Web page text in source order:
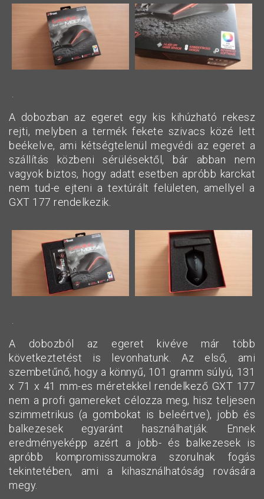
A dobozban az egeret egy kis kihúzható rekesz
rejti, melyben a termék fekete szivacs közé lett
beékelve, ami kétségtelenül megvédi az egeret a
szállítás közbeni sérülésektől, bár abban nem
vagyok biztos, hogy adatt esetben apróbb karckat
nem tud-e ejteni a textúrált felületen, amellyel a
GXT 177 rendelkezik.
A dobozból az egeret kivéve már több
következtetést is levonhatunk. Az első, ami
szembetűnő, hogy a könnyű, 101 gramm súlyú, 131
x 71 x 41 mm-es méretekkel rendelkező GXT 177
nem a profi gamereket célozza meg, hisz teljesen
szimmetrikus (a gombokat is beleértve), jobb és
balkezesek egyaránt használhatják. Ennek
eredményeképp azért a jobb- és balkezesek is
apróbb kompromisszumokra szorulnak fogás
tekintetében, ami a kihasználhatóság rovására
megy.